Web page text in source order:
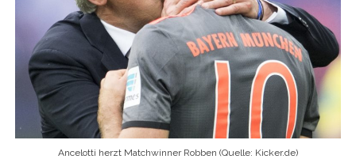
Ancelotti herzt Matchwinner Robben (Quelle: Kicker.de)